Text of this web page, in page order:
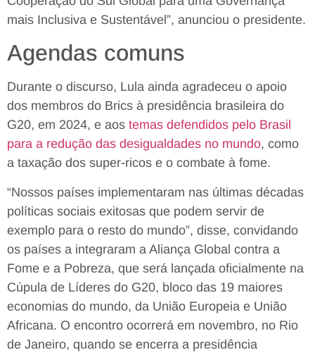
mais Inclusiva e Sustentável”, anunciou o presidente.
Agendas comuns
Durante o discurso, Lula ainda agradeceu o apoio
dos membros do Brics à presidência brasileira do
G20, em 2024, e aos temas defendidos pelo Brasil
para a redução das desigualdades no mundo, como
a taxação dos super-ricos e o combate à fome.
“Nossos países implementaram nas últimas décadas
políticas sociais exitosas que podem servir de
exemplo para o resto do mundo”, disse, convidando
os países a integraram a Aliança Global contra a
Fome e a Pobreza, que será lançada oficialmente na
Cúpula de Líderes do G20, bloco das 19 maiores
economias do mundo, da União Europeia e União
Africana. O encontro ocorrerá em novembro, no Rio
de Janeiro, quando se encerra a presidência